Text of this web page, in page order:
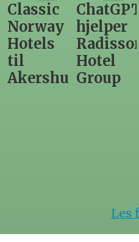
ChatGPT
hjelper
Radisson
Hotel
Group
Radisson
Hotel
Group
vokser
videre
Les